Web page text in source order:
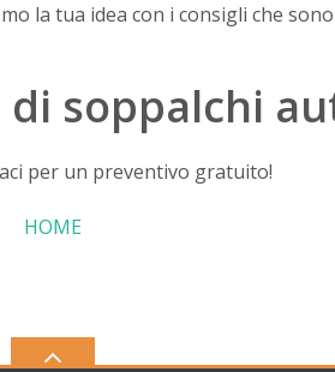
la tua idea con i consigli che
soppalchi
per un preventivo gratuito!
HOME